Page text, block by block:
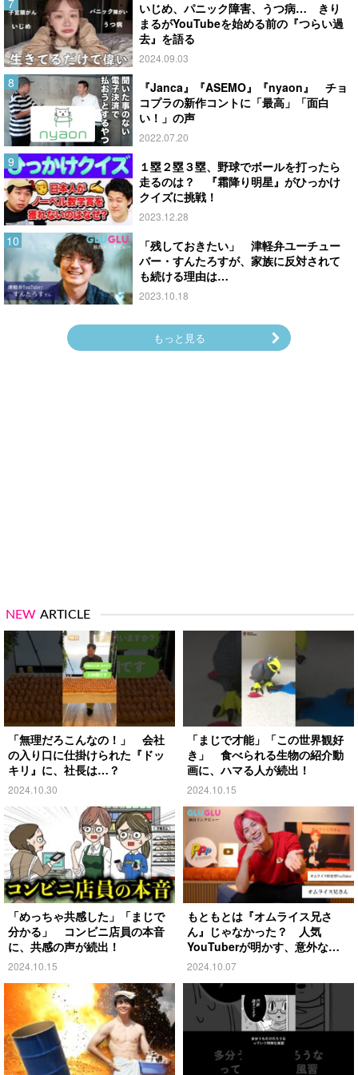
いじめ、パニック障害、うつ病… きり
まるがYouTubeを始める前の『つらい過
去』を語る
2024.09.03
『Janca』『ASEMO』『nyaon』 チョ
コプラの新作コントに「最高」「面白
い！」の声
2022.07.20
１塁２塁３塁、野球でボールを打ったら
走るのは？ 『霜降り明星』がひっかけ
クイズに挑戦！
2023.12.28
「残しておきたい」 津軽弁ユーチュー
バー・すんたろすが、家族に反対されて
も続ける理由は…
2023.10.18
もっと見る
NEW ARTICLE
「無理だろこんなの！」 会社
の入り口に仕掛けられた『ドッ
キリ』に、社長は…？
2024.10.30
「まじで才能」「この世界観好
き」 食べられる生物の紹介動
画に、ハマる人が続出！
2024.10.15
「めっちゃ共感した」「まじで
分かる」 コンビニ店員の本音
に、共感の声が続出！
2024.10.15
もともとは『オムライス兄さ
ん』じゃなかった？ 人気
YouTuberが明かす、意外な過
去とは
2024.10.07